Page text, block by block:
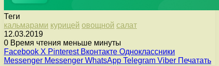
Теги
кальмарами курицей овощной салат
12.03.2019
0 Время чтения меньше минуты
Facebook X Pinterest Вконтакте Одноклассники
Messenger Messenger WhatsApp Telegram Viber Печатать